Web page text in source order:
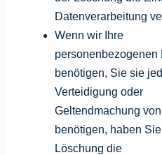
Datenverarbeitung
Wenn wir Ihre
personenbezogenen
benötigen, Sie sie
Verteidigung oder
Geltendmachung
benötigen, haben
Löschung die